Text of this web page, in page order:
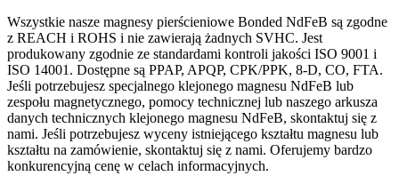
Wszystkie nasze magnesy pierścieniowe Bonded NdFeB są zgodne
z REACH i ROHS i nie zawierają żadnych SVHC. Jest
produkowany zgodnie ze standardami kontroli jakości ISO 9001 i
ISO 14001. Dostępne są PPAP, APQP, CPK/PPK, 8-D, CO, FTA.
Jeśli potrzebujesz specjalnego klejonego magnesu NdFeB lub
zespołu magnetycznego, pomocy technicznej lub naszego arkusza
danych technicznych klejonego magnesu NdFeB, skontaktuj się z
nami. Jeśli potrzebujesz wyceny istniejącego kształtu magnesu lub
kształtu na zamówienie, skontaktuj się z nami. Oferujemy bardzo
konkurencyjną cenę w celach informacyjnych.